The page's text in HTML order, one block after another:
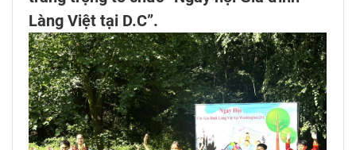
Làng Việt tại D.C”.